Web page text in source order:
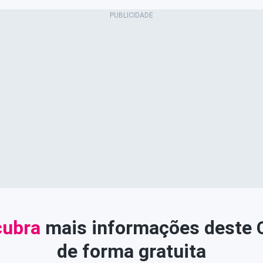
mais informações deste
de forma gratuita